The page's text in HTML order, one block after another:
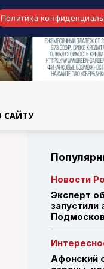
САЙТУ
Новости
Эксперт
запустили
Афонский
Политика